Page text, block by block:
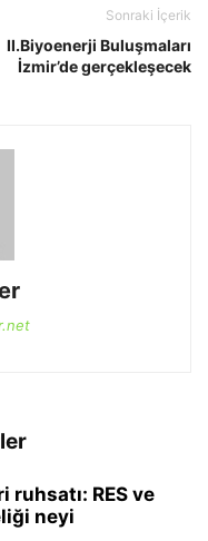
Sonraki İçerik
II.Biyoenerji Buluşmaları
İzmir’de gerçekleşecek
ruhsatı: RES ve
neyi